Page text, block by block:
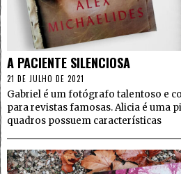
A PACIENTE SILENCIOSA
21 DE JULHO DE 2021
Gabriel é um fotógrafo talentoso e
para revistas famosas. Alicia é uma
quadros possuem características